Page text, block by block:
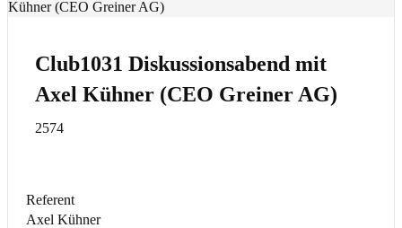
Club1031 Diskussionsabend mit
Axel Kühner (CEO Greiner AG)
2574
Referent
Axel Kühner